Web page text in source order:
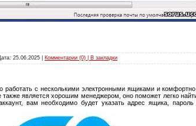
25.06.2025 Комментарии (0) | В закладки
работать с несколькими электронными ящиками и
является хорошим менеджером, оно поможет легко
вам необходимо будет указать адрес ящика,